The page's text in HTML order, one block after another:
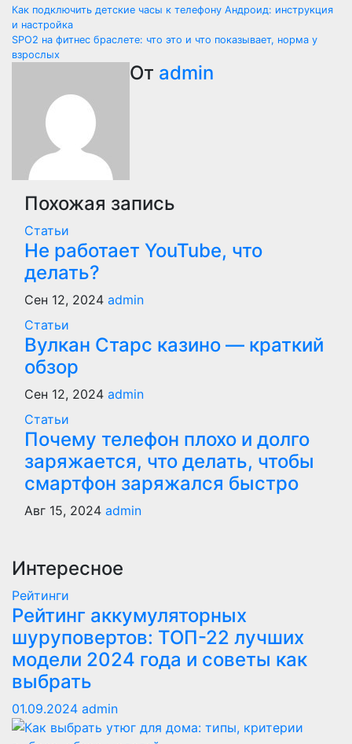
Навигация
по
Как подключить детские часы к телефону Андроид: инструкция
и настройка
SPO2 на фитнес браслете: что это и что показывает, норма у
взрослых
От admin
Похожая запись
Статьи
Не работает YouTube, что
делать?
Сен 12, 2024 admin
Статьи
Вулкан Старс казино — краткий
обзор
Сен 12, 2024 admin
Статьи
Почему телефон плохо и долго
заряжается, что делать, чтобы
смартфон заряжался быстро
Авг 15, 2024 admin
Интересное
Рейтинги
Рейтинг аккумуляторных
шуруповертов: ТОП-22 лучших
модели 2024 года и советы как
выбрать
01.09.2024 admin